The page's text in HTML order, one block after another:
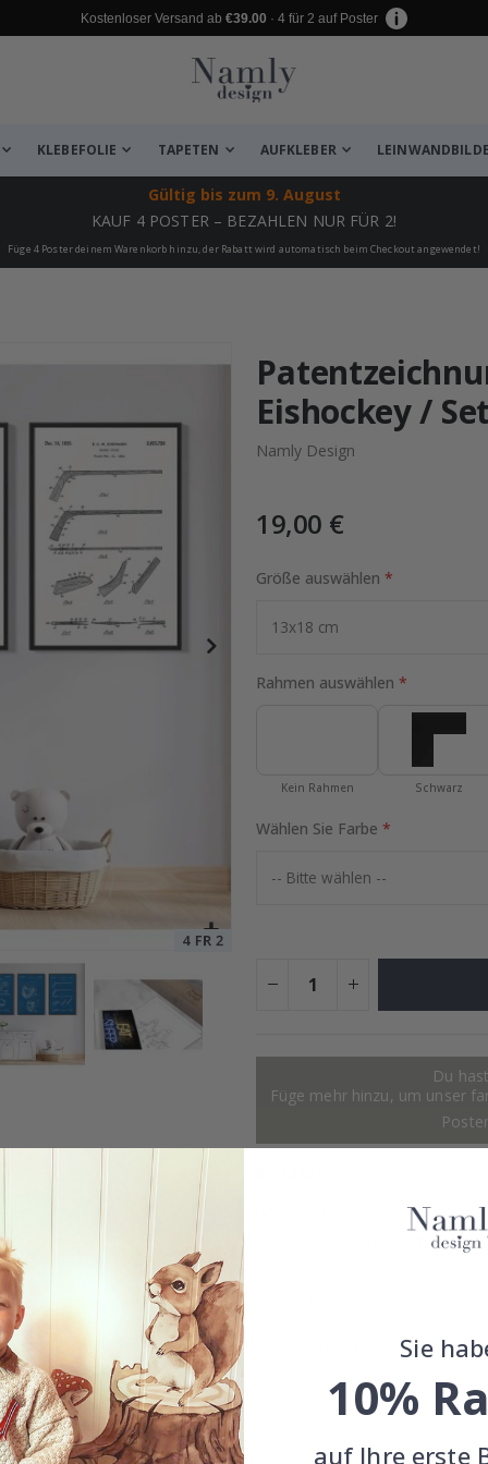
Kostenloser Versand ab €39.00 · 4 für 2 auf Poster
KLEBEFOLIE TAPETEN AUFKLEBER
Gültig bis zum 9. August
KAUF 4 POSTER – BEZAHLEN NUR FÜR 2!
Füge 4 Poster deinem Warenkorb hinzu, der Rabatt wird automatisch beim Checkout angewendet!
und Sterne
Eishockey /
Namly Design
19,00 €
Größe auswählen
Rahmen auswählen
Kein Rahmen Schwarz
Wählen Sie Farbe
Du
Füge mehr hinzu, um unser
KOSTENLOSER VERSAND AB 39 €
100%
Sie
10%
auf Ihre erste